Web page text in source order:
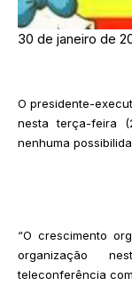
30 de janeiro de
O presidente-
nesta terça-feira
nenhuma
“O crescimento
organização
teleconferência